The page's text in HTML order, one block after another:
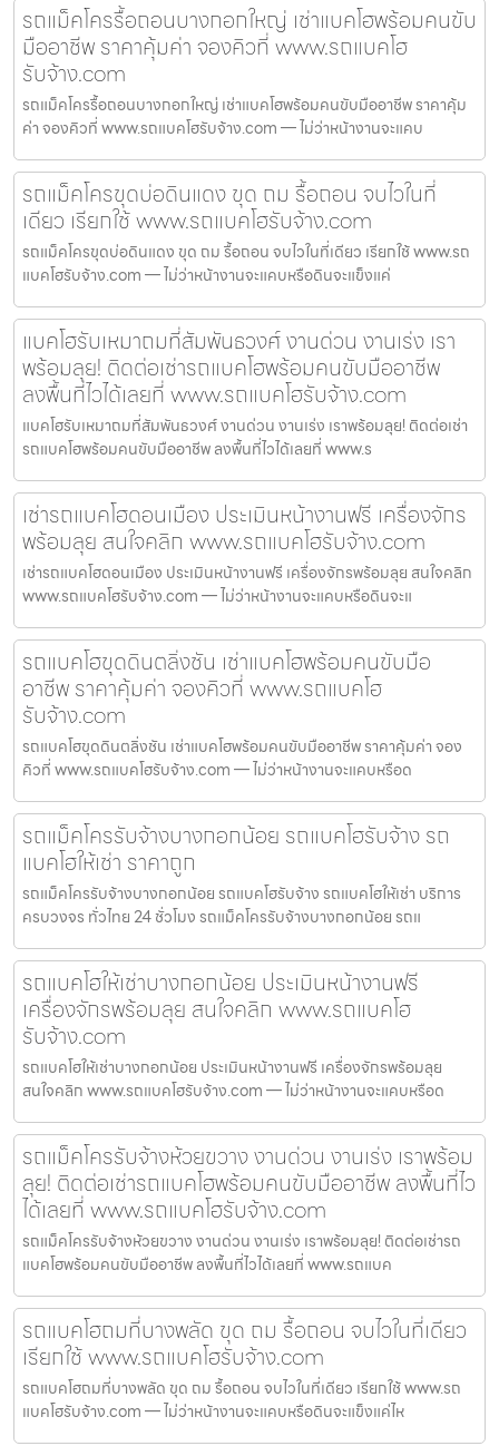
รถแม็คโครรื้อถอนบางกอกใหญ่ เช่าแบคโฮพร้อมคนขับ
มืออาชีพ ราคาคุ้มค่า จองคิวที่ www.รถแบคโฮ
รับจ้าง.com
รถแม็คโครรื้อถอนบางกอกใหญ่ เช่าแบคโฮพร้อมคนขับมืออาชีพ ราคาคุ้ม
ค่า จองคิวที่ www.รถแบคโฮรับจ้าง.com — ไม่ว่าหน้างานจะแคบ
รถแม็คโครขุดบ่อดินแดง ขุด ถม รื้อถอน จบไวในที่
เดียว เรียกใช้ www.รถแบคโฮรับจ้าง.com
รถแม็คโครขุดบ่อดินแดง ขุด ถม รื้อถอน จบไวในที่เดียว เรียกใช้ www.รถ
แบคโฮรับจ้าง.com — ไม่ว่าหน้างานจะแคบหรือดินจะแข็งแค่
แบคโฮรับเหมาถมที่สัมพันธวงศ์ งานด่วน งานเร่ง เรา
พร้อมลุย! ติดต่อเช่ารถแบคโฮพร้อมคนขับมืออาชีพ
ลงพื้นที่ไวได้เลยที่ www.รถแบคโฮรับจ้าง.com
แบคโฮรับเหมาถมที่สัมพันธวงศ์ งานด่วน งานเร่ง เราพร้อมลุย! ติดต่อเช่า
รถแบคโฮพร้อมคนขับมืออาชีพ ลงพื้นที่ไวได้เลยที่ www.ร
เช่ารถแบคโฮดอนเมือง ประเมินหน้างานฟรี เครื่องจักร
พร้อมลุย สนใจคลิก www.รถแบคโฮรับจ้าง.com
เช่ารถแบคโฮดอนเมือง ประเมินหน้างานฟรี เครื่องจักรพร้อมลุย สนใจคลิก
www.รถแบคโฮรับจ้าง.com — ไม่ว่าหน้างานจะแคบหรือดินจะแ
รถแบคโฮขุดดินตลิ่งชัน เช่าแบคโฮพร้อมคนขับมือ
อาชีพ ราคาคุ้มค่า จองคิวที่ www.รถแบคโฮ
รับจ้าง.com
รถแบคโฮขุดดินตลิ่งชัน เช่าแบคโฮพร้อมคนขับมืออาชีพ ราคาคุ้มค่า จอง
คิวที่ www.รถแบคโฮรับจ้าง.com — ไม่ว่าหน้างานจะแคบหรือด
รถแม็คโครรับจ้างบางกอกน้อย รถแบคโฮรับจ้าง รถ
แบคโฮให้เช่า ราคาถูก
รถแม็คโครรับจ้างบางกอกน้อย รถแบคโฮรับจ้าง รถแบคโฮให้เช่า บริการ
ครบวงจร ทั่วไทย 24 ชั่วโมง รถแม็คโครรับจ้างบางกอกน้อย รถแ
รถแบคโฮให้เช่าบางกอกน้อย ประเมินหน้างานฟรี
เครื่องจักรพร้อมลุย สนใจคลิก www.รถแบคโฮ
รับจ้าง.com
รถแบคโฮให้เช่าบางกอกน้อย ประเมินหน้างานฟรี เครื่องจักรพร้อมลุย
สนใจคลิก www.รถแบคโฮรับจ้าง.com — ไม่ว่าหน้างานจะแคบหรือด
รถแม็คโครรับจ้างห้วยขวาง งานด่วน งานเร่ง เราพร้อม
ลุย! ติดต่อเช่ารถแบคโฮพร้อมคนขับมืออาชีพ ลงพื้นที่ไว
ได้เลยที่ www.รถแบคโฮรับจ้าง.com
รถแม็คโครรับจ้างห้วยขวาง งานด่วน งานเร่ง เราพร้อมลุย! ติดต่อเช่ารถ
แบคโฮพร้อมคนขับมืออาชีพ ลงพื้นที่ไวได้เลยที่ www.รถแบค
รถแบคโฮถมที่บางพลัด ขุด ถม รื้อถอน จบไวในที่เดียว
เรียกใช้ www.รถแบคโฮรับจ้าง.com
รถแบคโฮถมที่บางพลัด ขุด ถม รื้อถอน จบไวในที่เดียว เรียกใช้ www.รถ
แบคโฮรับจ้าง.com — ไม่ว่าหน้างานจะแคบหรือดินจะแข็งแค่ไห